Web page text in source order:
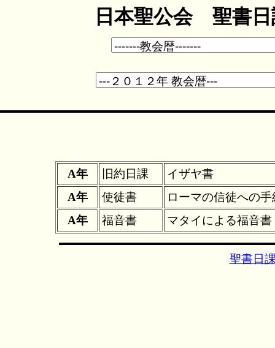
日本聖公会 聖書
A年 旧約日課
イザヤ書
A年
使徒書
ローマの信徒への手
A年
福音書 マタイによる福音書
聖書日